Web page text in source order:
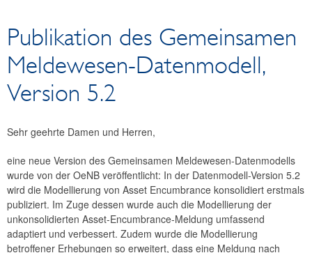
Datenaustausch
Gemeinsames Meldewesen-Datenmodell
News
Newsarchiv
Publikation des Gemeinsamen
Meldewesen-Datenmodell,
Version 5.2
Sehr geehrte Damen und Herren,
eine neue Version des Gemeinsamen Meldewesen-Datenmodells
wurde von der OeNB veröffentlicht: In der Datenmodell-Version 5.2
wird die Modellierung von Asset Encumbrance konsolidiert erstmals
publiziert. Im Zuge dessen wurde auch die Modellierung der
unkonsolidierten Asset-Encumbrance-Meldung umfassend
adaptiert und verbessert. Zudem wurde die Modellierung
betroffener Erhebungen so erweitert, dass eine Meldung nach